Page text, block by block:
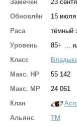
Замечен 23
Обновлён
15
Раса
тёмный
Уровень
85+ …
Класс
Макс. HP
55 142
Макс. MP
24 061
Клан
Альянс
TM